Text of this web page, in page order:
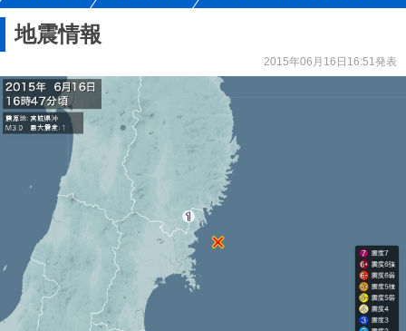
地震情報
2015年06月16日16:51発表